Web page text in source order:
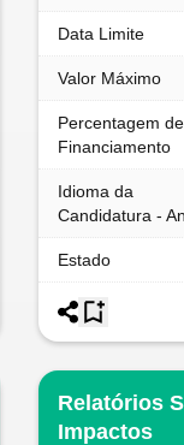
Data Limite
Valor Máximo
Percentagem de
Financiamento
Idioma da
Candidatura -
Estado
Relatórios
Impactos